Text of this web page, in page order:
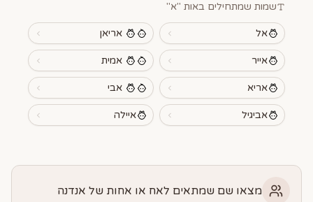
שמות שמתחילים באות "א"
אל אריאן
אייר אמית
אריא אבי
אביגיל איילה
מצאו שם שמתאים לאח או אחות של אנדנה